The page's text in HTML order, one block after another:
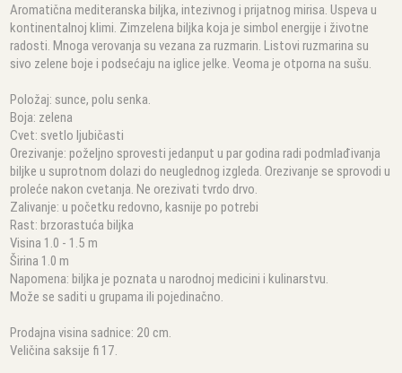
Aromatična mediteranska biljka, intezivnog i prijatnog mirisa. Uspeva u
kontinentalnoj klimi. Zimzelena biljka koja je simbol energije i životne
radosti. Mnoga verovanja su vezana za ruzmarin. Listovi ruzmarina su
sivo zelene boje i podsećaju na iglice jelke. Veoma je otporna na sušu.
Položaj: sunce, polu senka.
Boja: zelena
Cvet: svetlo ljubičasti
Orezivanje: poželjno sprovesti jedanput u par godina radi podmlađivanja
biljke u suprotnom dolazi do neuglednog izgleda. Orezivanje se sprovodi u
proleće nakon cvetanja. Ne orezivati tvrdo drvo.
Zalivanje: u početku redovno, kasnije po potrebi
Rast: brzorastuća biljka
Visina 1.0 - 1.5 m
Širina 1.0 m
Napomena: biljka je poznata u narodnoj medicini i kulinarstvu.
Može se saditi u grupama ili pojedinačno.
Prodajna visina sadnice: 20 cm.
Veličina saksije fi 17.